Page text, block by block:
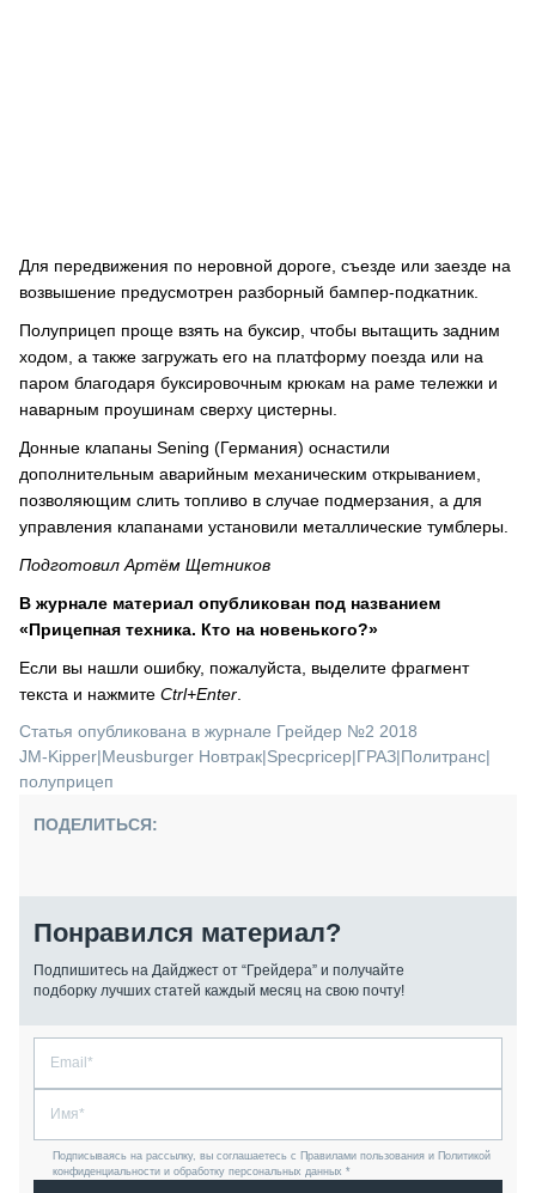
Для передвижения по неровной дороге, съезде или заезде на
возвышение предусмотрен разборный бампер-подкатник.
Полуприцеп проще взять на буксир, чтобы вытащить задним
ходом, а также загружать его на платформу поезда или на
паром благодаря буксировочным крюкам на раме тележки и
наварным проушинам сверху цистерны.
Донные клапаны Sening (Германия) оснастили
дополнительным аварийным механическим открыванием,
позволяющим слить топливо в случае подмерзания, а для
управления клапанами установили металлические тумблеры.
Подготовил Артём Щетников
В журнале материал опубликован под названием
«Прицепная техника. Кто на новенького?»
Если вы нашли ошибку, пожалуйста, выделите фрагмент
текста и нажмите Ctrl+Enter
Статья опубликована в журнале Грейдер №2 2018
JM-Kipper|Meusburger Новтрак|Specpricep|ГРАЗ|Политранс|
полуприцеп
ПОДЕЛИТЬСЯ:
Понравился материал?
Подпишитесь на Дайджест от “Грейдера” и получайте
подборку лучших статей каждый месяц на свою почту!
Подписываясь на рассылку, вы соглашаетесь с Правилами пользования и Политикой
конфиденциальности и обработку персональных данных *